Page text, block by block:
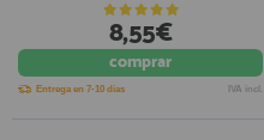
8,55€
comprar
Entrega en 7-10 días IVA incl.